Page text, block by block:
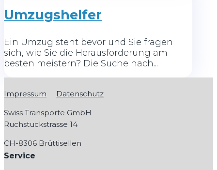
Umzugshelfer
Ein Umzug steht bevor und Sie fragen
sich, wie Sie die Herausforderung am
besten meistern? Die Suche nach...
Impressum Datenschutz
Swiss Transporte GmbH
Ruchstuckstrasse 14
CH-8306 Brüttisellen
Service